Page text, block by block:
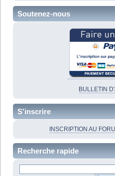
Soutenez-nous
BULLETIN
S'inscrire
INSCRIPTION AU
Recherche rapide